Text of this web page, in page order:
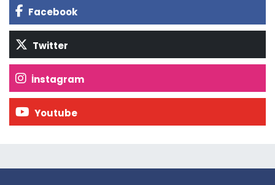
Facebook
Twitter
İnstagram
Youtube